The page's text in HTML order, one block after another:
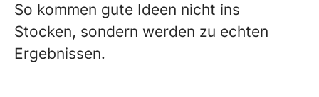
So kommen gute Ideen nicht ins
Stocken, sondern werden zu echten
Ergebnissen.